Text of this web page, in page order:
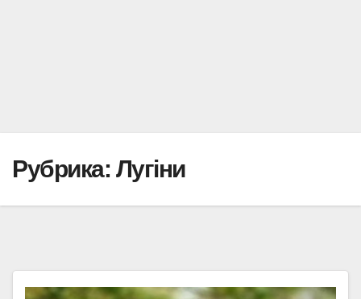
Рубрика: Лугіни